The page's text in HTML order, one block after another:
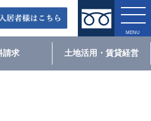
請求 土地活用・賃貸経営